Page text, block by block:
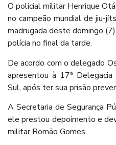
O policial militar Henrique
no campeão mundial de jiu-
madrugada deste domingo
polícia no final da tarde.
De acordo com o delegado
apresentou à 17ª Delegacia
Sul, após ter sua prisão
A Secretaria de Segurança
ele prestou depoimento e
militar Romão Gomes.